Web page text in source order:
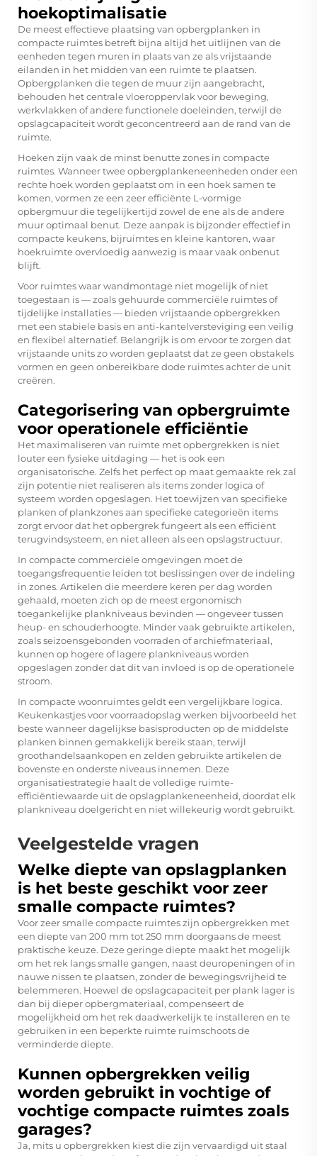
hoekoptimalisatie
De meest effectieve plaatsing van opbergplanken in
compacte ruimtes betreft bijna altijd het uitlijnen van de
eenheden tegen muren in plaats van ze als vrijstaande
eilanden in het midden van een ruimte te plaatsen.
Opbergplanken die tegen de muur zijn aangebracht,
behouden het centrale vloeroppervlak voor beweging,
werkvlakken of andere functionele doeleinden, terwijl de
opslagcapaciteit wordt geconcentreerd aan de rand van de
ruimte.
Hoeken zijn vaak de minst benutte zones in compacte
ruimtes. Wanneer twee opbergplankeneenheden onder een
rechte hoek worden geplaatst om in een hoek samen te
komen, vormen ze een zeer efficiënte L-vormige
opbergmuur die tegelijkertijd zowel de ene als de andere
muur optimaal benut. Deze aanpak is bijzonder effectief in
compacte keukens, bijruimtes en kleine kantoren, waar
hoekruimte overvloedig aanwezig is maar vaak onbenut
blijft.
Voor ruimtes waar wandmontage niet mogelijk of niet
toegestaan is — zoals gehuurde commerciële ruimtes of
tijdelijke installaties — bieden vrijstaande opbergrekken
met een stabiele basis en anti-kantelversteviging een veilig
en flexibel alternatief. Belangrijk is om ervoor te zorgen dat
vrijstaande units zo worden geplaatst dat ze geen obstakels
vormen en geen onbereikbare dode ruimtes achter de unit
creëren.
Categorisering van opbergruimte
voor operationele efficiëntie
Het maximaliseren van ruimte met opbergrekken is niet
louter een fysieke uitdaging — het is ook een
organisatorische. Zelfs het perfect op maat gemaakte rek zal
zijn potentie niet realiseren als items zonder logica of
systeem worden opgeslagen. Het toewijzen van specifieke
planken of plankzones aan specifieke categorieën items
zorgt ervoor dat het opbergrek fungeert als een efficiënt
terugvindsysteem, en niet alleen als een opslagstructuur.
In compacte commerciële omgevingen moet de
toegangsfrequentie leiden tot beslissingen over de indeling
in zones. Artikelen die meerdere keren per dag worden
gehaald, moeten zich op de meest ergonomisch
toegankelijke plankniveaus bevinden — ongeveer tussen
heup- en schouderhoogte. Minder vaak gebruikte artikelen,
zoals seizoensgebonden voorraden of archiefmateriaal,
kunnen op hogere of lagere plankniveaus worden
opgeslagen zonder dat dit van invloed is op de operationele
stroom.
In compacte woonruimtes geldt een vergelijkbare logica.
Keukenkastjes voor voorraadopslag werken bijvoorbeeld het
beste wanneer dagelijkse basisproducten op de middelste
planken binnen gemakkelijk bereik staan, terwijl
groothandelsaankopen en zelden gebruikte artikelen de
bovenste en onderste niveaus innemen. Deze
organisatiestrategie haalt de volledige ruimte-
efficiëntiewaarde uit de opslagplankeneenheid, doordat elk
plankniveau doelgericht en niet willekeurig wordt gebruikt.
Veelgestelde vragen
Welke diepte van opslagplanken
is het beste geschikt voor zeer
smalle compacte ruimtes?
Voor zeer smalle compacte ruimtes zijn opbergrekken met
een diepte van 200 mm tot 250 mm doorgaans de meest
praktische keuze. Deze geringe diepte maakt het mogelijk
om het rek langs smalle gangen, naast deuropeningen of in
nauwe nissen te plaatsen, zonder de bewegingsvrijheid te
belemmeren. Hoewel de opslagcapaciteit per plank lager is
dan bij dieper opbergmateriaal, compenseert de
mogelijkheid om het rek daadwerkelijk te installeren en te
gebruiken in een beperkte ruimte ruimschoots de
verminderde diepte.
Kunnen opbergrekken veilig
worden gebruikt in vochtige of
vochtige compacte ruimtes zoals
garages?
Ja, mits u opbergrekken kiest die zijn vervaardigd uit staal